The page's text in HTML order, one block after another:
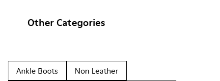
Other Categories
Ankle Boots
Non Leather